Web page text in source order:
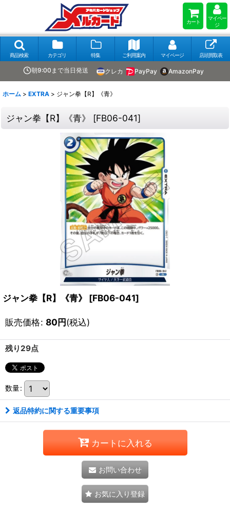
カート
マイペー
ジ
商品検索 カテゴリ 特集 ご利用案内 マイページ 店頭買取表
朝9:00まで当日発送 クレカ PayPay AmazonPay
ホーム > EXTRA > ジャン拳【R】《青》
ジャン拳【R】《青》 [FB06-041]
ジャン拳【R】《青》 [FB06-041]
販売価格: 80円(税込)
残り29点
数量:
返品特約に関する重要事項
カートに入れる
お問い合わせ
お気に入り登録